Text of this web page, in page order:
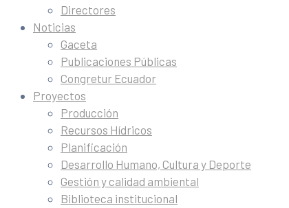
Directores
Noticias
Gaceta
Publicaciones Públicas
Congretur Ecuador
Proyectos
Producción
Recursos Hídricos
Planificación
Desarrollo Humano, Cultura y Deporte
Gestión y calidad ambiental
Biblioteca institucional